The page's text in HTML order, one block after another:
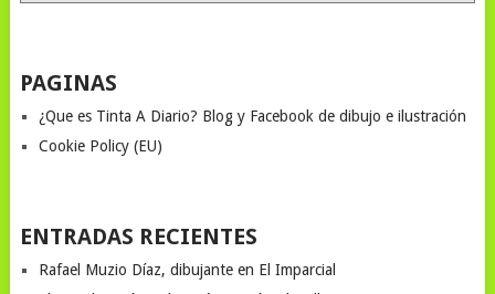
PAGINAS
¿Que es Tinta A Diario? Blog y Facebook de dibujo e ilustración
Cookie Policy (EU)
ENTRADAS RECIENTES
Rafael Muzio Díaz, dibujante en El Imparcial